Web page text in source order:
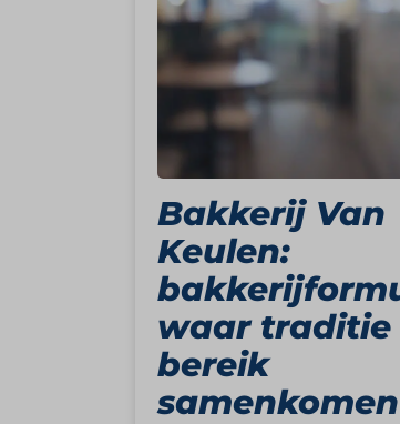
Bakkerij Van
Keulen:
waar traditie
bereik
samenkomen